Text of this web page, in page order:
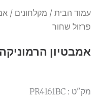
עמוד הבית / מקלחונים /
פרזול שחור
אמבטיון
מק"ט : PR4161BC